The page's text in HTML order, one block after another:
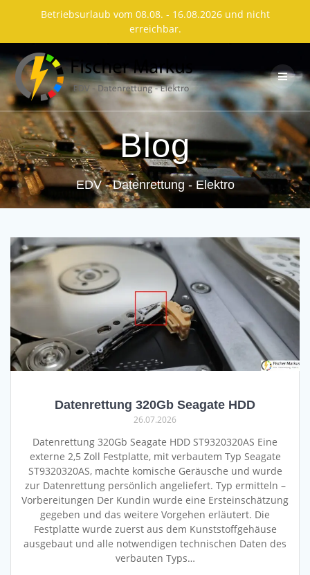
Betriebsurlaub vom 08.08. - 16.08.2026 und nicht
erreichbar.
to
content
Blog
EDV - Datenrettung - Elektro
Datenrettung 320Gb Seagate HDD
26.07.2026
Datenrettung 320Gb Seagate HDD ST9320320AS Eine
externe 2,5 Zoll Festplatte, mit verbautem Typ Seagate
ST9320320AS, machte komische Geräusche und wurde
zur Datenrettung persönlich angeliefert. Typ ermitteln –
Vorbereitungen Der Kundin wurde eine Ersteinschätzung
gegeben und das weitere Vorgehen erläutert. Die
Festplatte wurde zuerst aus dem Kunststoffgehäuse
ausgebaut und alle notwendigen technischen Daten des
verbauten Typs…